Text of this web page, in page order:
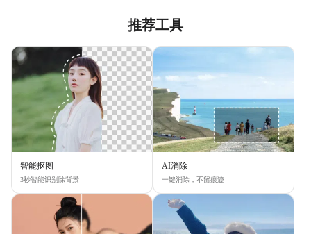
推荐工具
智能抠图
3秒智能识别除背景
AI消除
一键消除，不留痕迹